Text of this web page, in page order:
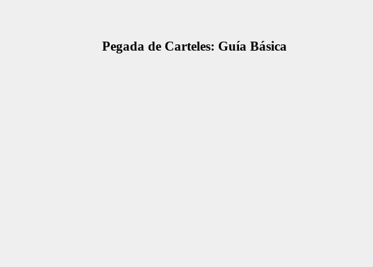
Pegada de Carteles: Guía Básica